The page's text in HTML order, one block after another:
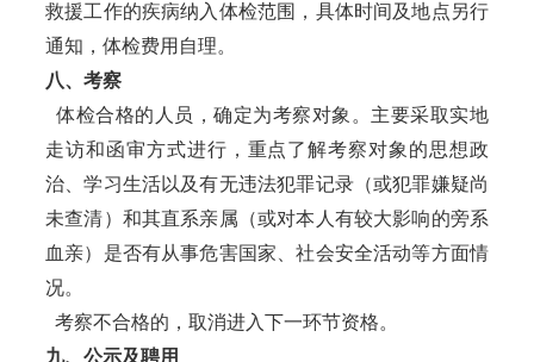
救援工作的疾病纳入体检范围，具体时间及地点另行
通知，体检费用自理。
八、考察
体检合格的人员，确定为考察对象。主要采取实地
走访和函审方式进行，重点了解考察对象的思想政
治、学习生活以及有无违法犯罪记录（或犯罪嫌疑尚
未查清）和其直系亲属（或对本人有较大影响的旁系
血亲）是否有从事危害国家、社会安全活动等方面情
况。
考察不合格的，取消进入下一环节资格。
九、公示及聘用